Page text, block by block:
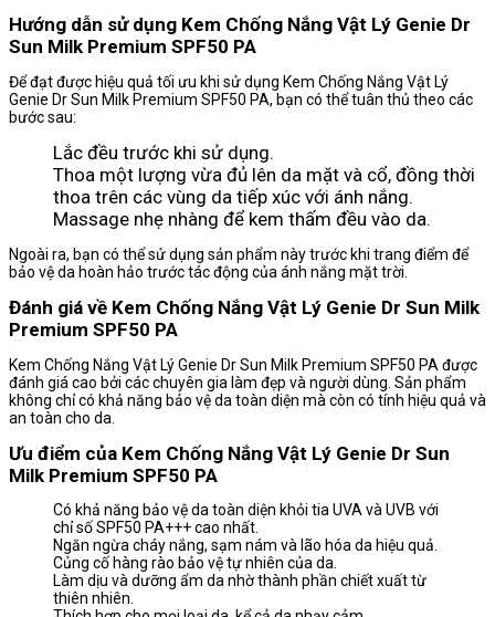
Hướng dẫn sử dụng Kem Chống Nắng Vật Lý Genie Dr
Sun Milk Premium SPF50 PA
Để đạt được hiệu quả tối ưu khi sử dụng Kem Chống Nắng Vật Lý
Genie Dr Sun Milk Premium SPF50 PA, bạn có thể tuân thủ theo các
bước sau:
Lắc đều trước khi sử dụng.
Thoa một lượng vừa đủ lên da mặt và cổ, đồng thời
thoa trên các vùng da tiếp xúc với ánh nắng.
Massage nhẹ nhàng để kem thấm đều vào da.
Ngoài ra, bạn có thể sử dụng sản phẩm này trước khi trang điểm để
bảo vệ da hoàn hảo trước tác động của ánh nắng mặt trời.
Đánh giá về Kem Chống Nắng Vật Lý Genie Dr Sun Milk
Premium SPF50 PA
Kem Chống Nắng Vật Lý Genie Dr Sun Milk Premium SPF50 PA được
đánh giá cao bởi các chuyên gia làm đẹp và người dùng. Sản phẩm
không chỉ có khả năng bảo vệ da toàn diện mà còn có tính hiệu quả và
an toàn cho da.
Ưu điểm của Kem Chống Nắng Vật Lý Genie Dr Sun
Milk Premium SPF50 PA
Có khả năng bảo vệ da toàn diện khỏi tia UVA và UVB với
chỉ số SPF50 PA+++ cao nhất.
Ngăn ngừa cháy nắng, sạm nám và lão hóa da hiệu quả.
Củng cố hàng rào bảo vệ tự nhiên của da.
Làm dịu và dưỡng ẩm da nhờ thành phần chiết xuất từ
thiên nhiên.